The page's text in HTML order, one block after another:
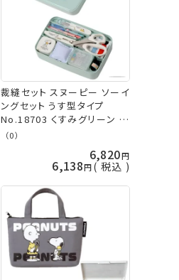
裁縫セット スヌーピー ソーイ
ングセット うす型タイプ
No.18703 くすみグリーン ミ
ササ 手芸の山久
（0）
6,820
6,138 税込